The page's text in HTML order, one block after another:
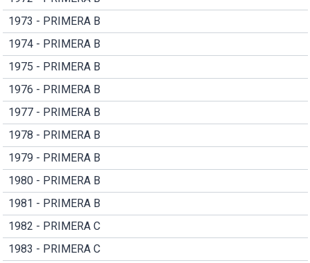
1973 - PRIMERA B
1974 - PRIMERA B
1975 - PRIMERA B
1976 - PRIMERA B
1977 - PRIMERA B
1978 - PRIMERA B
1979 - PRIMERA B
1980 - PRIMERA B
1981 - PRIMERA B
1982 - PRIMERA C
1983 - PRIMERA C